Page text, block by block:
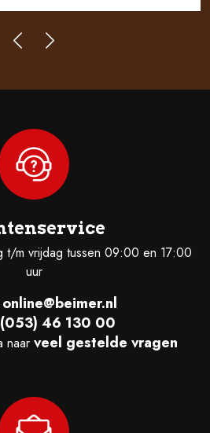
t/m vrijdag tussen 09:00 en 17:00
uur
online@beimer.nl
(053) 46 130 00
naar veel gestelde vragen